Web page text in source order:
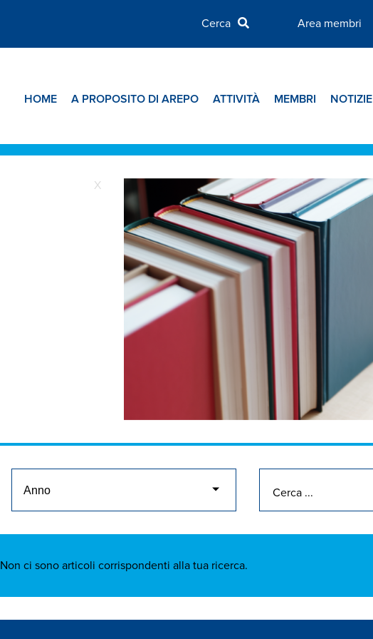
Area membri
HOME A PROPOSITO DI AREPO ATTIVITÀ MEMBRI NOTIZIE
X
Non ci sono articoli corrispondenti alla tua ricerca.